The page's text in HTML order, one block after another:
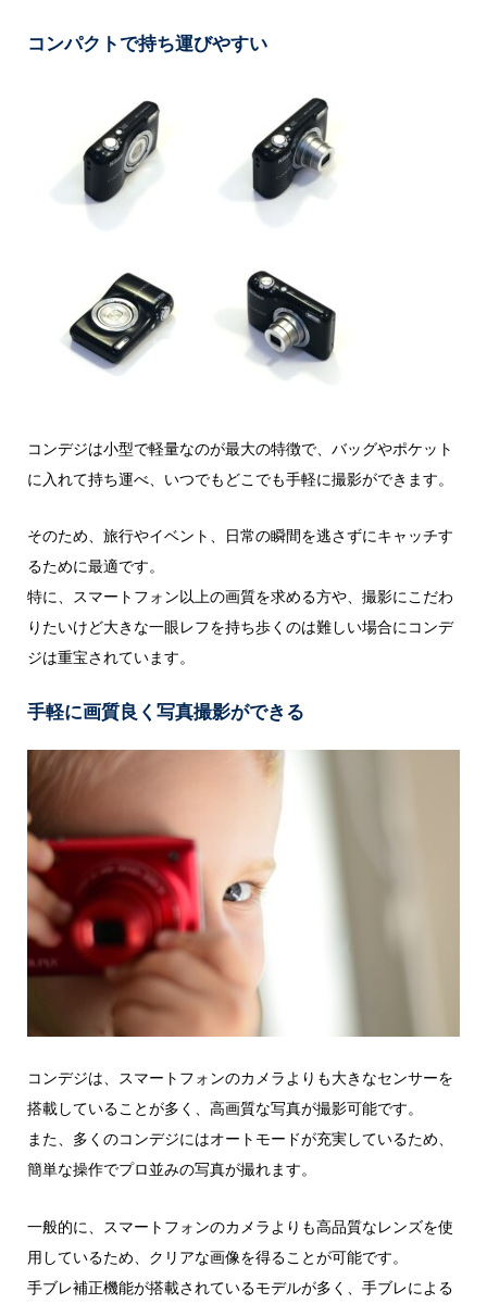
コンパクトで持ち運びやすい
コンデジは小型で軽量なのが最大の特徴で、バッグやポケット
に入れて持ち運べ、いつでもどこでも手軽に撮影ができます。
そのため、旅行やイベント、日常の瞬間を逃さずにキャッチす
るために最適です。
特に、スマートフォン以上の画質を求める方や、撮影にこだわ
りたいけど大きな一眼レフを持ち歩くのは難しい場合にコンデ
ジは重宝されています。
手軽に画質良く写真撮影ができる
コンデジは、スマートフォンのカメラよりも大きなセンサーを
搭載していることが多く、高画質な写真が撮影可能です。
また、多くのコンデジにはオートモードが充実しているため、
簡単な操作でプロ並みの写真が撮れます。
一般的に、スマートフォンのカメラよりも高品質なレンズを使
用しているため、クリアな画像を得ることが可能です。
手ブレ補正機能が搭載されているモデルが多く、手ブレによる